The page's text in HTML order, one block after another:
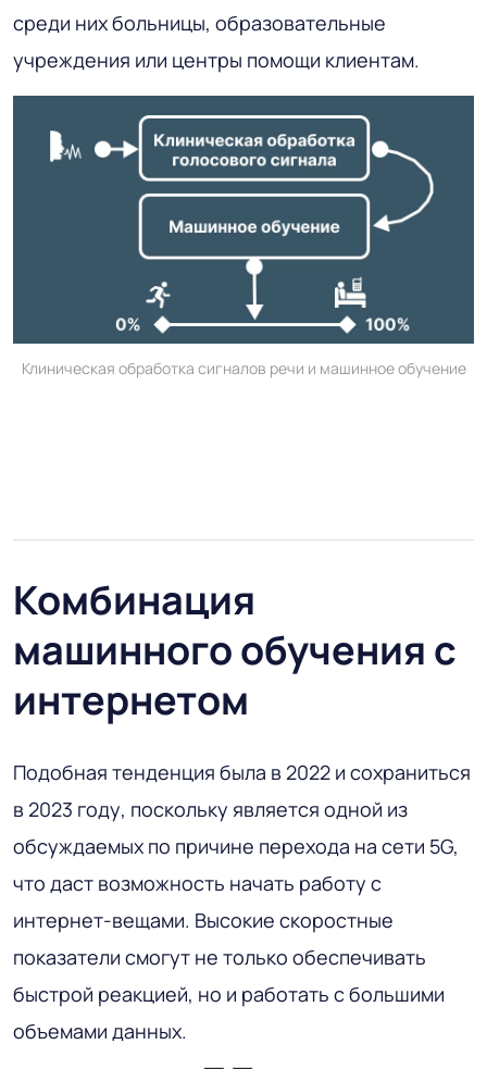
среди них больницы, образовательные
учреждения или центры помощи клиентам.
Клиническая обработка сигналов речи и машинное обучение
Комбинация
машинного обучения с
интернетом
Подобная тенденция была в 2022 и сохраниться
в 2023 году, поскольку является одной из
обсуждаемых по причине перехода на сети 5G,
что даст возможность начать работу с
интернет-вещами. Высокие скоростные
показатели смогут не только обеспечивать
быстрой реакцией, но и работать с большими
объемами данных.